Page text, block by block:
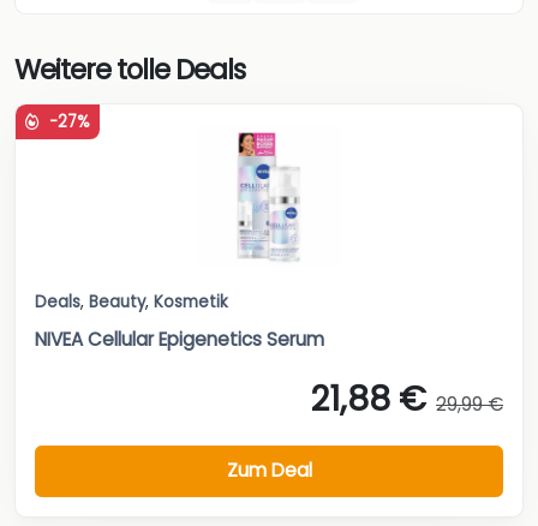
Weitere tolle Deals
-27%
Deals, Beauty, Kosmetik
NIVEA Cellular Epigenetics Serum
21,88 € 29,99 €
Zum Deal